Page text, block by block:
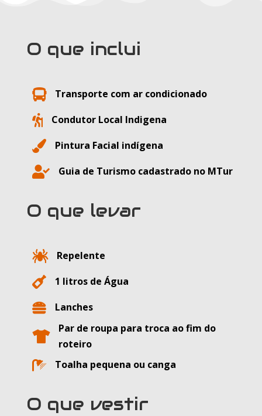
O que inclui
 Transporte com ar condicionado
 Condutor Local Indigena
 Pintura Facial indígena
 Guia de Turismo cadastrado no MTur
O que levar
 Repelente
 1 litros de Água
 Lanches

Par de roupa para troca ao fim do
roteiro
 Toalha pequena ou canga
O que vestir